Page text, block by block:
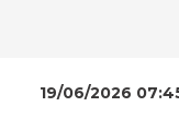
19/06/2026